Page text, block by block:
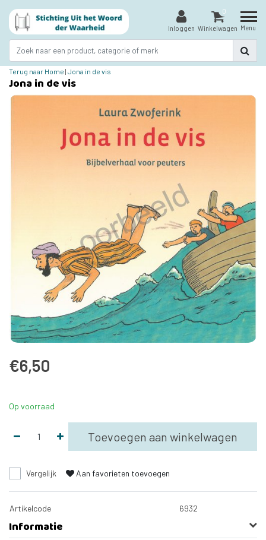
Inloggen
0
Winkelwagen Menu
Terug naar Home | Jona in de vis
Jona in de vis
€6,50
Op voorraad
Toevoegen aan winkelwagen
Vergelijk Aan favorieten toevoegen
Artikelcode 6932
Informatie